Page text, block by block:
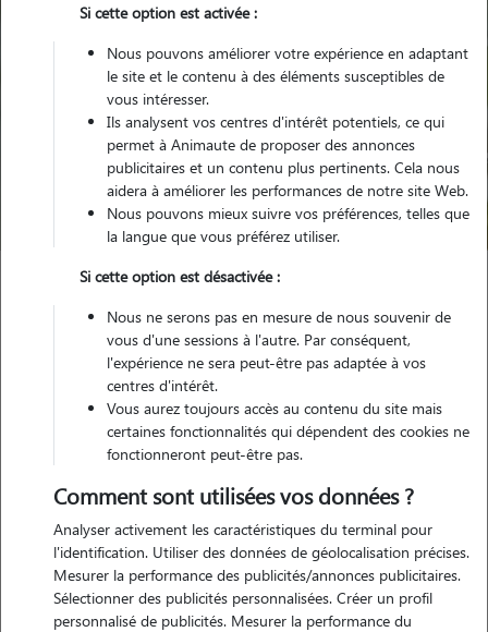
Pour quel animal ?
Trouver mon Pet Sitter
L' Étang-la-Ville
Nos promeneurs et familles d'accueil
à L' Étang-la-Ville (78620)
Si cette option est activée :
Nous pouvons améliorer votre expérience en adaptant
le site et le contenu à des éléments susceptibles de
vous intéresser.
Ils analysent vos centres d'intérêt potentiels, ce qui
permet à Animaute de proposer des annonces
publicitaires et un contenu plus pertinents. Cela nous
aidera à améliorer les performances de notre site Web.
Nous pouvons mieux suivre vos préférences, telles que
la langue que vous préférez utiliser.
Si cette option est désactivée :
Nous ne serons pas en mesure de nous souvenir de
vous d'une sessions à l'autre. Par conséquent,
l'expérience ne sera peut-être pas adaptée à vos
centres d'intérêt.
Vous aurez toujours accès au contenu du site mais
certaines fonctionnalités qui dépendent des cookies ne
fonctionneront peut-être pas.
Comment sont utilisées vos données ?
Analyser activement les caractéristiques du terminal pour
l'identification. Utiliser des données de géolocalisation précises.
Mesurer la performance des publicités/annonces publicitaires.
Sélectionner des publicités personnalisées. Créer un profil
personnalisé de publicités. Mesurer la performance du